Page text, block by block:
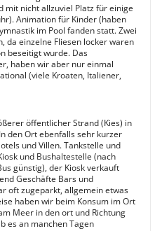
nicht allzuviel Platz für einige
Animation für Kinder (haben
im Pool fanden statt. Zwei
da einzelne Fliesen locker waren
beseitigt wurde. Das
haben wir aber nur einmal
(viele Kroaten, Italiener,
öffentlicher Strand (Kies) in
den Ort ebenfalls sehr kurzer
und Villen. Tankstelle und
und Bushaltestelle (nach
günstig), der Kiosk verkauft
Geschäfte Bars und
oft zugeparkt, allgemein etwas
haben wir beim Konsum im Ort
Meer in den ort und Richtung
es an manchen Tagen